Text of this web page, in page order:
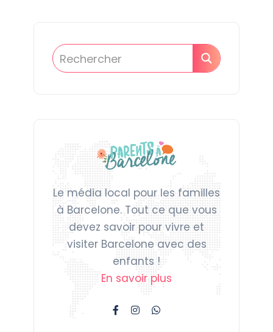
Le média local pour les familles
à Barcelone. Tout ce que vous
devez savoir pour vivre et
visiter Barcelone avec des
enfants !
En savoir plus